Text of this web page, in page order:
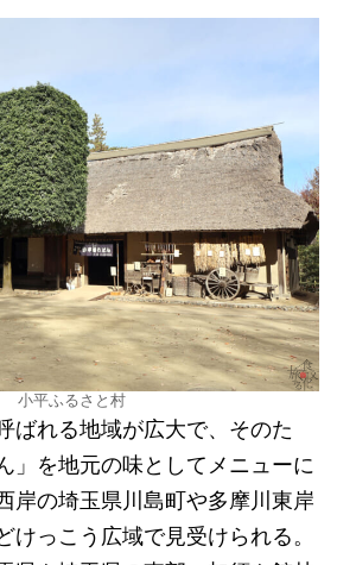
小平ふるさと村
ばれる地域が広大で、そのた
」を地元の味としてメニューに
岸の埼玉県川島町や多摩川東岸
けっこう広域で見受けられる。